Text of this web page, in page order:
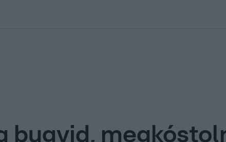
bugyid,